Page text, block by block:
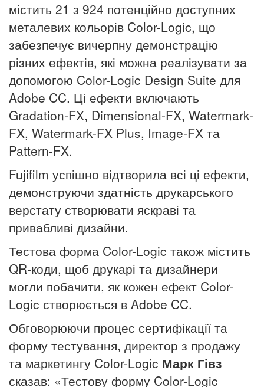
містить 21 з 924 потенційно доступних
металевих кольорів Color-Logic, що
забезпечує вичерпну демонстрацію
різних ефектів, які можна реалізувати за
допомогою Color-Logic Design Suite для
Adobe CC. Ці ефекти включають
Gradation-FX, Dimensional-FX, Watermark-
FX, Watermark-FX Plus, Image-FX та
Pattern-FX.
Fujifilm успішно відтворила всі ці ефекти,
демонструючи здатність друкарського
верстату створювати яскраві та
привабливі дизайни.
Тестова форма Color-Logic також містить
QR-коди, щоб друкарі та дизайнери
могли побачити, як кожен ефект Color-
Logic створюється в Adobe CC.
Обговорюючи процес сертифікації та
форму тестування, директор з продажу
та маркетингу Color-Logic Марк Гівз
сказав: «Тестову форму Color-Logic